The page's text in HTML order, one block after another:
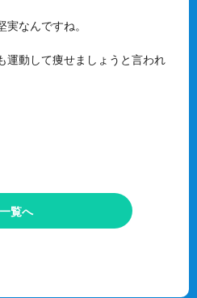
なんですね。
運動して痩せましょうと言われ
一覧へ